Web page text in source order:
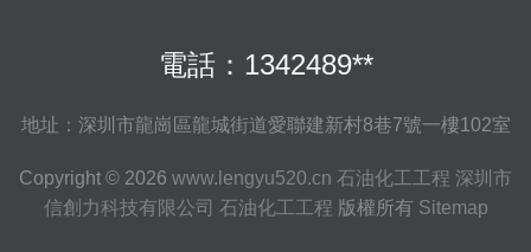
電話：1342489**
地址：深圳市龍崗區龍城街道愛聯建新村8巷7號一樓102室
Copyright © 2026 www.lengyu520.cn 石油化工工程 深圳市
信創力科技有限公司 石油化工工程 版權所有 Sitemap